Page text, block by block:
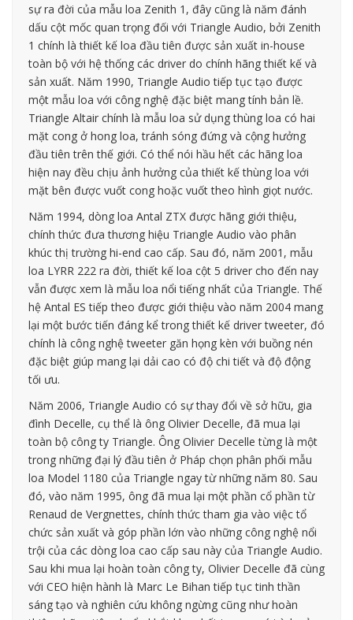
sự ra đời của mẫu loa Zenith 1, đây cũng là năm đánh
dấu cột mốc quan trọng đối với Triangle Audio, bởi Zenith
1 chính là thiết kế loa đầu tiên được sản xuất in-house
toàn bộ với hệ thống các driver do chính hãng thiết kế và
sản xuất. Năm 1990, Triangle Audio tiếp tục tạo được
một mẫu loa với công nghệ đặc biệt mang tính bản lề.
Triangle Altair chính là mẫu loa sử dụng thùng loa có hai
mặt cong ở hong loa, tránh sóng đứng và cộng hưởng
đầu tiên trên thế giới. Có thể nói hầu hết các hãng loa
hiện nay đều chịu ảnh hưởng của thiết kế thùng loa với
mặt bên được vuốt cong hoặc vuốt theo hình giọt nước.
Năm 1994, dòng loa Antal ZTX được hãng giới thiệu,
chính thức đưa thương hiệu Triangle Audio vào phân
khúc thị trường hi-end cao cấp. Sau đó, năm 2001, mẫu
loa LYRR 222 ra đời, thiết kế loa cột 5 driver cho đến nay
vẫn được xem là mẫu loa nổi tiếng nhất của Triangle. Thế
hệ Antal ES tiếp theo được giới thiệu vào năm 2004 mang
lại một bước tiến đáng kể trong thiết kế driver tweeter, đó
chính là công nghệ tweeter găn họng kèn với buồng nén
đặc biệt giúp mang lại dải cao có độ chi tiết và độ động
tối ưu.
Năm 2006, Triangle Audio có sự thay đổi về sở hữu, gia
đình Decelle, cụ thể là ông Olivier Decelle, đã mua lại
toàn bộ công ty Triangle. Ông Olivier Decelle từng là một
trong những đại lý đầu tiên ở Pháp chọn phân phối mẫu
loa Model 1180 của Triangle ngay từ những năm 80. Sau
đó, vào năm 1995, ông đã mua lại một phần cổ phần từ
Renaud de Vergnettes, chính thức tham gia vào việc tổ
chức sản xuất và góp phần lớn vào những công nghệ nổi
trội của các dòng loa cao cấp sau này của Triangle Audio.
Sau khi mua lại hoàn toàn công ty, Olivier Decelle đã cùng
với CEO hiện hành là Marc Le Bihan tiếp tục tinh thần
sáng tạo và nghiên cứu không ngừng cũng như hoàn